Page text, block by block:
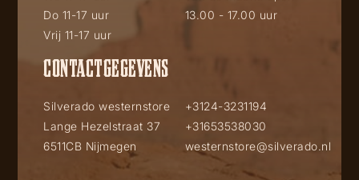
Do 11-17 uur
Vrij 11-17 uur
13.00 - 17.00 uur
CONTACTGEGEVENS
Silverado westernstore
Lange Hezelstraat 37
6511CB Nijmegen
+3124-3231194
+31653538030
westernstore@silverado.nl